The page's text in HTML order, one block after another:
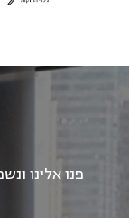
פנו אלינו